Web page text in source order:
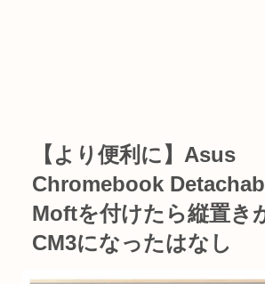
【より便利に】Asus
Chromebook
Moftを付けたら縦置き
CM3になったはなし